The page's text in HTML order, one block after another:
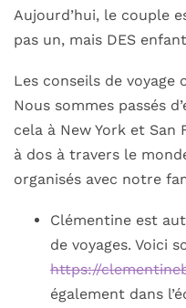
Aujourd’hui, le couple
pas un, mais DES
Les conseils de voyage
Nous sommes passés
cela à New York et San
à dos à travers le
organisés avec notre
Clémentine est
de voyages. Voici
https://
également dans